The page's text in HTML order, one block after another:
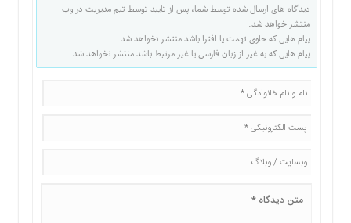
دیدگاه های ارسال شده توسط شما، پس از تایید توسط تیم مدیریت در وب
منتشر خواهد شد.
پیام هایی که حاوی تهمت یا افترا باشد منتشر نخواهد شد.
پیام هایی که به غیر از زبان فارسی یا غیر مرتبط باشد منتشر نخواهد شد.